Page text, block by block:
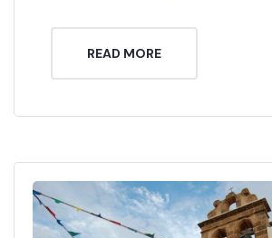
READ MORE